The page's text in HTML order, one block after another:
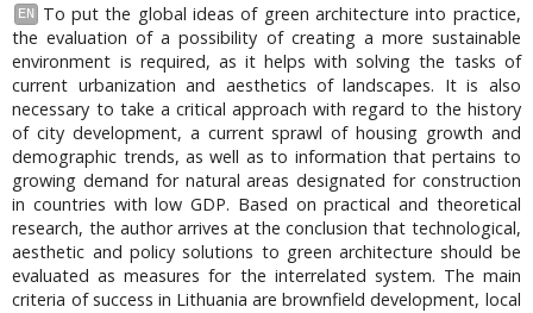
EN
To put the global ideas of green architecture into practice,
the evaluation of a possibility of creating a more sustainable
environment is required, as it helps with solving the tasks of
current urbanization and aesthetics of landscapes. It is also
necessary to take a critical approach with regard to the history
of city development, a current sprawl of housing growth and
demographic trends, as well as to information that pertains to
growing demand for natural areas designated for construction
in countries with low GDP. Based on practical and theoretical
research, the author arrives at the conclusion that technological,
aesthetic and policy solutions to green architecture should be
evaluated as measures for the interrelated system. The main
criteria of success in Lithuania are brownfield development, local